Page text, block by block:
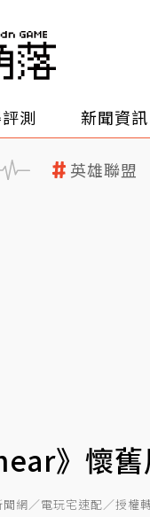
測 新聞資訊
英雄聯盟
》懷
網／電玩宅速配／授權